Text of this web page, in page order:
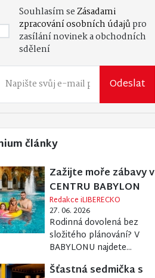
Souhlasím seZásadami
zpracování osobních údajůpro
zasílání novinek a obchodních
sdělení
Odeslat
články
Zažijte moře zábavy v
CENTRU BABYLON
Redakce iLIBERECKO
27. 06. 2026
Rodinná dovolená bez
složitého plánování? V
BABYLONU najdete...
Šťastná sedmička s